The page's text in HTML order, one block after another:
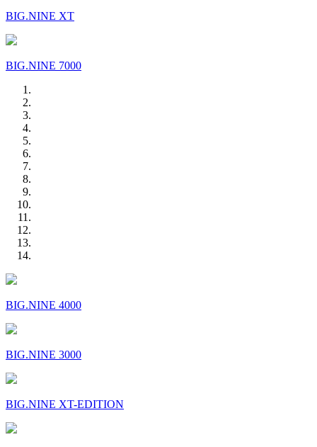
BIG.NINE XT
BIG.NINE 7000
BIG.NINE 4000
BIG.NINE 3000
BIG.NINE XT-EDITION